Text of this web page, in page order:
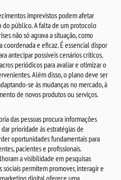
imprevistos podem afetar
do público. A falta de um protocolo
não só agrava a situação, como
coordenada e eficaz. É essencial dispor
antecipar possíveis cenários críticos.
periódicos para avaliar e otimizar o
Além disso, o plano deve ser
se às mudanças no mercado, à
de novos produtos ou serviços.
das pessoas procura informações
prioridade às estratégias de
oportunidades fundamentais para
pacientes e profissionais.
a visibilidade em pesquisas
sociais permitem promover, interagir e